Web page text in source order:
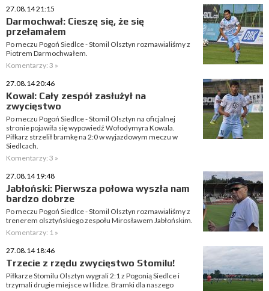
27.08.14 21:15
Darmochwał: Cieszę się, że się
przełamałem
Po meczu Pogoń Siedlce - Stomil Olsztyn rozmawialiśmy z
Piotrem Darmochwałem.
Komentarzy: 3 »
27.08.14 20:46
Kowal: Cały zespół zasłużył na
zwycięstwo
Po meczu Pogoń Siedlce - Stomil Olsztyn na oficjalnej
stronie pojawiła się wypowiedź Wołodymyra Kowala.
Piłkarz strzelił bramkę na 2:0 w wyjazdowym meczu w
Siedlcach.
Komentarzy: 3 »
27.08.14 19:48
Jabłoński: Pierwsza połowa wyszła nam
bardzo dobrze
Po meczu Pogoń Siedlce - Stomil Olsztyn rozmawialiśmy z
trenerem olsztyńskiego zespołu Mirosławem Jabłońskim.
Komentarzy: 1 »
27.08.14 18:46
Trzecie z rzędu zwycięstwo Stomilu!
Piłkarze Stomilu Olsztyn wygrali 2:1 z Pogonią Siedlce i
trzymali drugie miejsce w I lidze. Bramki dla naszego